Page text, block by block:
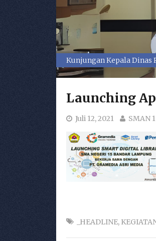
Kunjungan Kepala Dinas
Launching
Juli 12, 2021 SMAN
_HEADLINE,